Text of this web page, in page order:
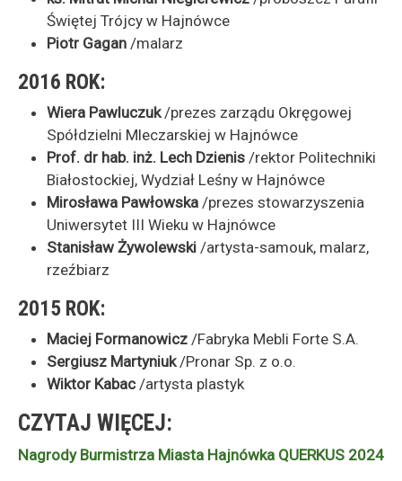
Świętej Trójcy w Hajnówce
Piotr Gagan /malarz
2016 ROK:
Wiera Pawluczuk/prezes zarządu Okręgowej
Spółdzielni Mleczarskiej w Hajnówce
Prof. dr hab. inż. Lech Dzienis /rektor Politechniki
Białostockiej, Wydział Leśny w Hajnówce
Mirosława Pawłowska /prezes stowarzyszenia
Uniwersytet III Wieku w Hajnówce
Stanisław Żywolewski /artysta-samouk, malarz,
rzeźbiarz
2015 ROK:
Maciej Formanowicz /Fabryka Mebli Forte S.A.
Sergiusz Martyniuk/Pronar Sp. z o.o.
Wiktor Kabac /artysta plastyk
CZYTAJ WIĘCEJ:
Nagrody Burmistrza Miasta Hajnówka QUERKUS 2024